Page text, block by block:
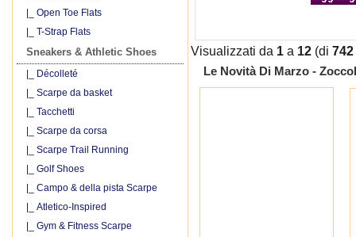
|_ Open Toe Flats
|_ T-Strap Flats
Sneakers & Athletic Shoes
|_ Décolleté
|_ Scarpe da basket
|_ Tacchetti
|_ Scarpe da corsa
|_ Scarpe Trail Running
|_ Golf Shoes
|_ Campo & della pista Scarpe
|_ Atletico-Inspired
|_ Gym & Fitness Scarpe
Visualizzati da 1a 12(di 742
Le Novità Di Marzo -